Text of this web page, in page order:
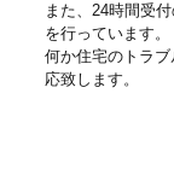
また、24時間受
を行っています。
何か住宅のトラ
応致します。